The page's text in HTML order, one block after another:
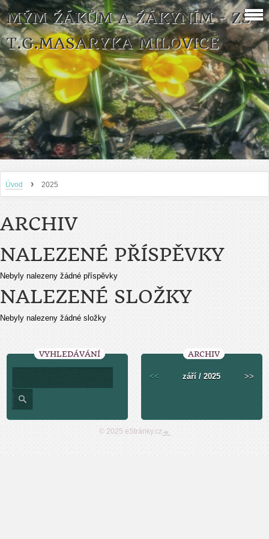
MÝM ŽÁKŮM A ŽÁKYNÍM - ZŠ
T.G.MASARYKA MILOVICE
Úvod › 2025
ARCHIV
NALEZENÉ PŘÍSPĚVKY
Nebyly nalezeny žádné příspěvky
NALEZENÉ SLOŽKY
Nebyly nalezeny žádné složky
VYHLEDÁVÁNÍ ARCHIV
<< září / 2025 >>
© 2025 eStránky.cz